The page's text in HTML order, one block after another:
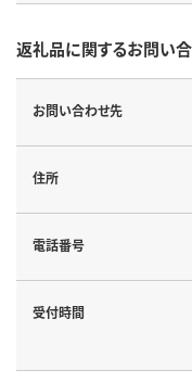
返礼品に関するお問い
お問い合わせ先
住所
電話番号
受付時間